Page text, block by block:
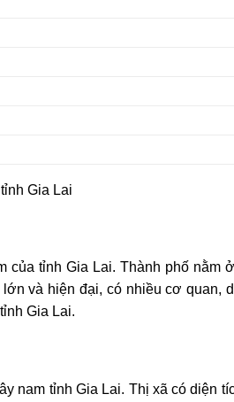
Gia Lai
của tỉnh Gia Lai. Thành phố nằm
và hiện đại, có nhiều cơ quan,
Gia Lai.
nam tỉnh Gia Lai. Thị xã có diện